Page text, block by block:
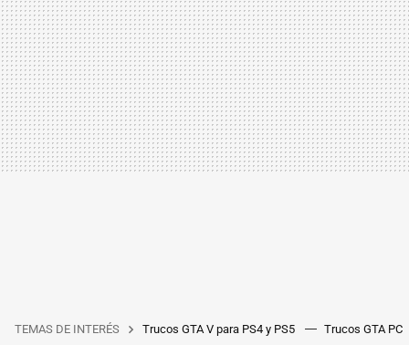
TEMAS DE INTERÉS Trucos GTA V para PS4 y PS5 Trucos GTA PC